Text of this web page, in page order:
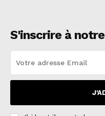
S'inscrire à